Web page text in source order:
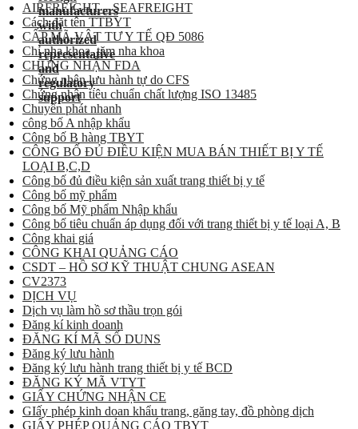
AIRFREIGHT – SEAFREIGHT
Cách đặt tên TTBYT
CẤP MÃ VẬT TƯ Y TẾ QĐ 5086
Chỉ nha khoa, tăm nha khoa
CHỨNG NHẬN FDA
Chứng nhận lưu hành tự do CFS
Chứng nhận tiêu chuẩn chất lượng ISO 13485
Chuyển phát nhanh
công bố A nhập khẩu
Công bố B hàng TBYT
CÔNG BỐ ĐỦ ĐIỀU KIỆN MUA BÁN THIẾT BỊ Y TẾ
LOẠI B,C,D
Công bố đủ điều kiện sản xuất trang thiết bị y tế
Công bố mỹ phẩm
Công bố Mỹ phẩm Nhập khẩu
Công bố tiêu chuẩn áp dụng đối với trang thiết bị y tế loại A, B
Công khai giá
CÔNG KHAI QUẢNG CÁO
CSDT – HỒ SƠ KỸ THUẬT CHUNG ASEAN
CV2373
DỊCH VỤ
Dịch vụ làm hồ sơ thầu trọn gói
Đăng kí kinh doanh
ĐĂNG KÍ MÃ SỐ DUNS
Đăng ký lưu hành
Đăng ký lưu hành trang thiết bị y tế BCD
ĐĂNG KÝ MÃ VTYT
GIẤY CHỨNG NHẬN CE
GIấy phép kinh doan khẩu trang, găng tay, đồ phòng dịch
GIẤY PHÉP QUẢNG CÁO TBYT